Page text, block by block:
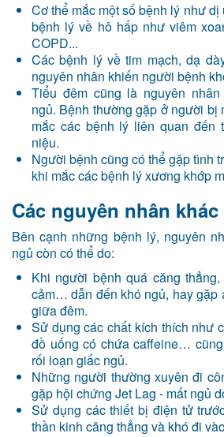
Cơ thể mắc một số bệnh lý như
bệnh lý về hô hấp như viêm
COPD...
Các bệnh lý về tim mạch, dạ
nguyên nhân khiến người bệnh
Tiểu đêm cũng là nguyên
ngủ. Bệnh thường gặp ở người bị
mắc các bệnh lý liên quan đến
niệu.
Người bệnh cũng có thể gặp tình
khi mắc các bệnh lý xương khớp
Các nguyên nhân khác
Bên cạnh những bệnh lý, nguyên
ngủ còn có thể do:
Khi người bệnh quá căng
cảm… dẫn đến khó ngủ, hay gặp
giữa đêm.
Sử dụng các chất kích thích như
đồ uống có chứa caffeine…
rối loạn giấc ngủ.
Những người thường xuyên đi
gặp hội chứng Jet Lag - mất ngủ
Sử dụng các thiết bị điện tử
thần kinh căng thẳng và khó đi